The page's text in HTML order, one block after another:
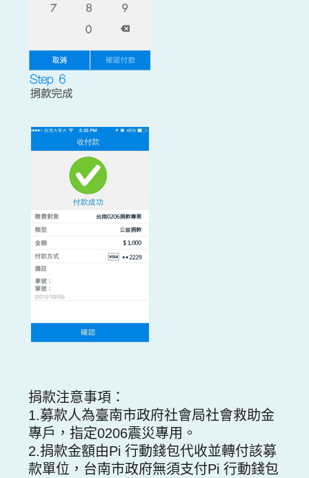
捐款注意事項：
1.募款人為臺南市政府社會局社會救助金
專戶，指定0206震災專用。
2.捐款金額由Pi 行動錢包代收並轉付該募
款單位，台南市政府無須支付Pi 行動錢包